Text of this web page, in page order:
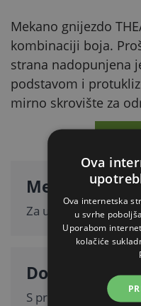
Mekano gnijezdo
kombinaciji boja.
strana nadopunjena
podstavom i
mirno skrovište za
Mekana
Za ugodno
Donja strana
S protukliznom
Ova
Ova internetska
u svrhe
Uporabom
kolačiće